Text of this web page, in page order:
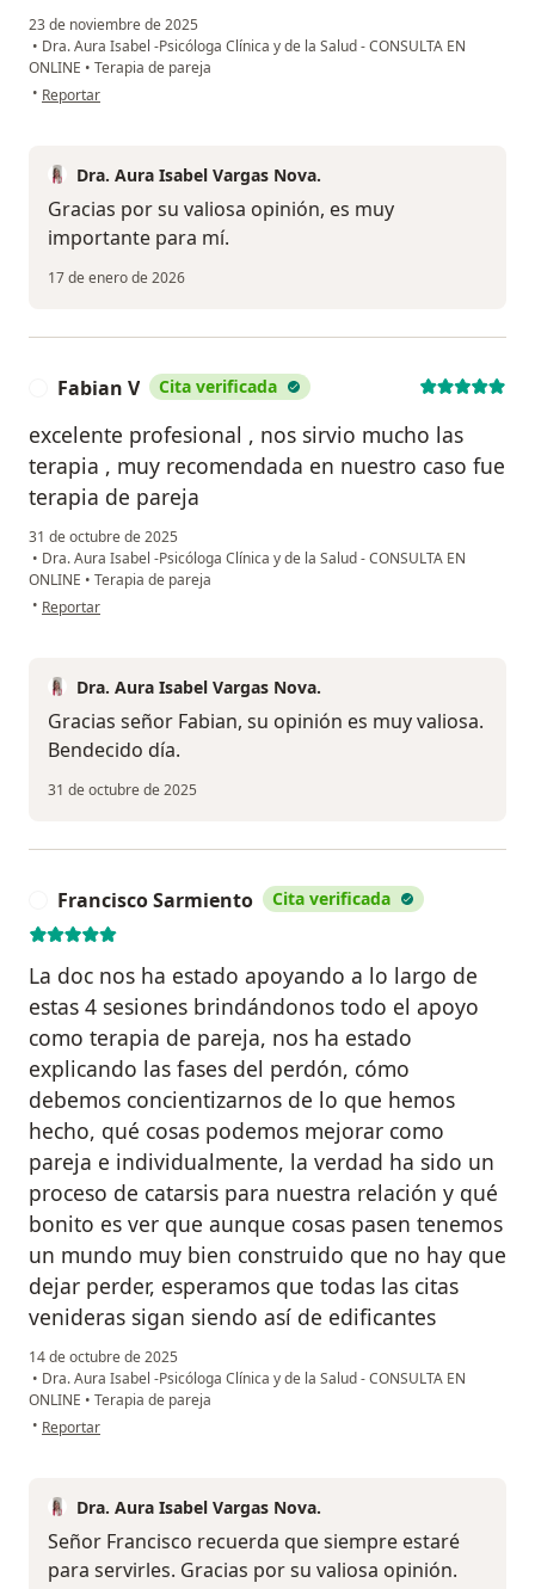
23 de noviembre de 2025
• Dra. Aura Isabel -Psicóloga Clínica y de la Salud - CONSULTA EN
ONLINE • Terapia de pareja
• en opinión del usuario Jv
Reportar
Dra. Aura Isabel Vargas Nova.
Gracias por su valiosa opinión, es muy
importante para mí.
17 de enero de 2026
Fabian V Cita verificada
excelente profesional , nos sirvio mucho las
terapia , muy recomendada en nuestro caso fue
terapia de pareja
31 de octubre de 2025
• Dra. Aura Isabel -Psicóloga Clínica y de la Salud - CONSULTA EN
ONLINE • Terapia de pareja
• en opinión del usuario Fabian V
Reportar
Dra. Aura Isabel Vargas Nova.
Gracias señor Fabian, su opinión es muy valiosa.
Bendecido día.
31 de octubre de 2025
Francisco Sarmiento Cita verificada
La doc nos ha estado apoyando a lo largo de
estas 4 sesiones brindándonos todo el apoyo
como terapia de pareja, nos ha estado
explicando las fases del perdón, cómo
debemos concientizarnos de lo que hemos
hecho, qué cosas podemos mejorar como
pareja e individualmente, la verdad ha sido un
proceso de catarsis para nuestra relación y qué
bonito es ver que aunque cosas pasen tenemos
un mundo muy bien construido que no hay que
dejar perder, esperamos que todas las citas
venideras sigan siendo así de edificantes
14 de octubre de 2025
• Dra. Aura Isabel -Psicóloga Clínica y de la Salud - CONSULTA EN
ONLINE • Terapia de pareja
• en opinión del usuario Francisco Sarmiento
Reportar
Dra. Aura Isabel Vargas Nova.
Señor Francisco recuerda que siempre estaré
para servirles. Gracias por su valiosa opinión.